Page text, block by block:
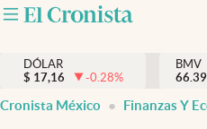
Internacionales
Opinión
DÓLAR
$ 17,16 -0.28%
BMV
Cronista México Finanzas Y